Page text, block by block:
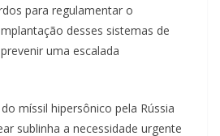
para regulamentar o
desses sistemas de
uma escalada
míssil hipersônico pela Rússia
sublinha a necessidade urgente